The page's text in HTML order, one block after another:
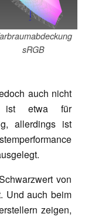
sRGB
auch nicht
ist etwa für
allerdings ist
von
Und auch beim
zeigen,